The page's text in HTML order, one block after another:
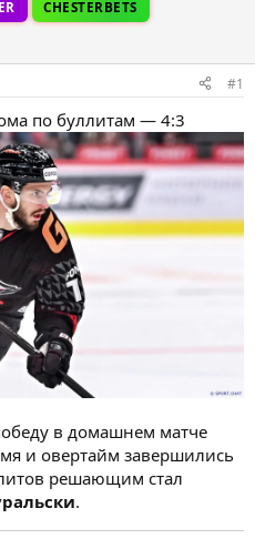
CHESTERBETS
#1
по буллитам — 4:3
в домашнем матче
и овертайм завершились
решающим стал
.